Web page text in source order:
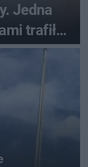
Jedna
trafiła